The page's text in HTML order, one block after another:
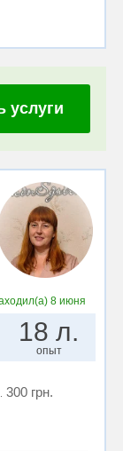
услуги
8 июня
18 л.
опыт
300 грн.